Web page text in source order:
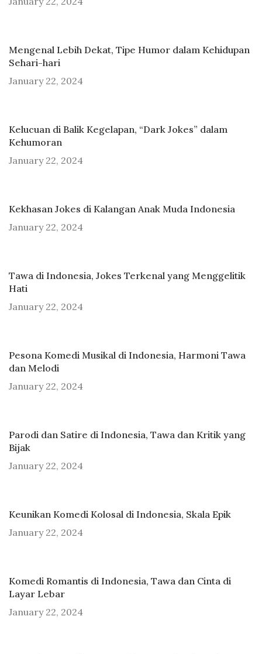
Mengenal Lebih Dekat, Tipe Humor dalam Kehidupan
Sehari-hari
January 22, 2024
Kelucuan di Balik Kegelapan, “Dark Jokes” dalam
Kehumoran
January 22, 2024
Kekhasan Jokes di Kalangan Anak Muda Indonesia
January 22, 2024
Tawa di Indonesia, Jokes Terkenal yang Menggelitik
Hati
January 22, 2024
Pesona Komedi Musikal di Indonesia, Harmoni Tawa
dan Melodi
January 22, 2024
Parodi dan Satire di Indonesia, Tawa dan Kritik yang
Bijak
January 22, 2024
Keunikan Komedi Kolosal di Indonesia, Skala Epik
January 22, 2024
Komedi Romantis di Indonesia, Tawa dan Cinta di
Layar Lebar
January 22, 2024